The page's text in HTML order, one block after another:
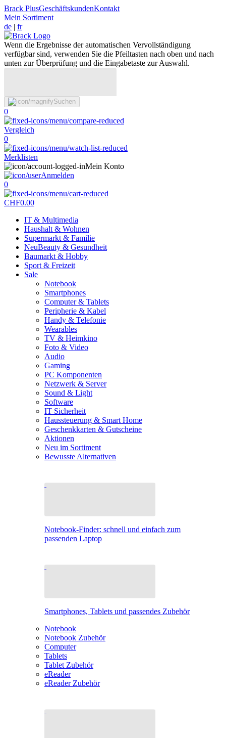
Brack PlusGeschäftskundenKontakt
Mein Sortiment
de | fr
Wenn die Ergebnisse der automatischen Vervollständigung
verfügbar sind, verwenden Sie die Pfeiltasten nach oben und nach
unten zur Überprüfung und die Eingabetaste zur Auswahl.
Suchen
0
Vergleich
0
Merklisten
Mein Konto
Anmelden
0
CHF0.00
IT & Multimedia
Haushalt & Wohnen
Supermarkt & Familie
NeuBeauty & Gesundheit
Baumarkt & Hobby
Sport & Freizeit
Sale
Notebook
Smartphones
Computer & Tablets
Peripherie & Kabel
Handy & Telefonie
Wearables
TV & Heimkino
Foto & Video
Audio
Gaming
PC Komponenten
Netzwerk & Server
Sound & Light
Software
IT Sicherheit
Haussteuerung & Smart Home
Geschenkkarten & Gutscheine
Aktionen
Neu im Sortiment
Bewusste Alternativen
Notebook-Finder: schnell und einfach zum
passenden Laptop
Smartphones, Tablets und passendes Zubehör
Notebook
Notebook Zubehör
Computer
Tablets
Tablet Zubehör
eReader
eReader Zubehör